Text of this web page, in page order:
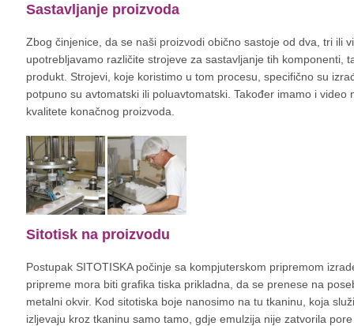
Sastavljanje proizvoda
Zbog činjenice, da se naši proizvodi obično sastoje od dva, tri ili
upotrebljavamo različite strojeve za sastavljanje tih komponenti,
produkt. Strojevi, koje koristimo u tom procesu, specifično su
potpuno su avtomatski ili poluavtomatski. Također imamo i video
kvalitete konačnog proizvoda.
Sitotisk na proizvodu
Postupak SITOTISKA počinje sa kompjuterskom pripremom
pripreme mora biti grafika tiska prikladna, da se prenese na
metalni okvir. Kod sitotiska boje nanosimo na tu tkaninu, koja
izljevaju kroz tkaninu samo tamo, gdje emulzija nije zatvorila